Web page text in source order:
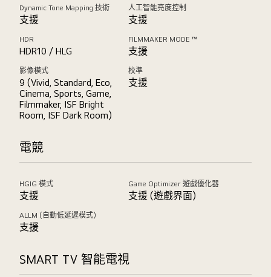
Dynamic Tone Mapping 技術
支援
人工智能亮度控制
支援
HDR
HDR10 / HLG
FILMMAKER MODE ™
支援
影像模式
9 (Vivid, Standard, Eco,
Cinema, Sports, Game,
Filmmaker, ISF Bright
Room, ISF Dark Room)
校準
支援
電競
HGIG 模式
支援
Game Optimizer 遊戲優化器
支援 (遊戲界面)
ALLM (自動低延遲模式)
支援
SMART TV 智能電視